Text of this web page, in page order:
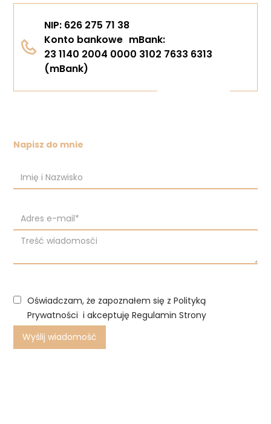
NIP: 626 275 71 38
Konto bankowe mBank:
23 1140 2004 0000 3102 7633 6313
(mBank)
Napisz do mnie
Oświadczam, że zapoznałem się z Polityką
Prywatności i akceptuję Regulamin Strony